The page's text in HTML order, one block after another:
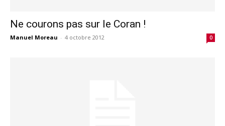
Ne courons pas sur le Coran !
Manuel Moreau - 4 octobre 2012 0